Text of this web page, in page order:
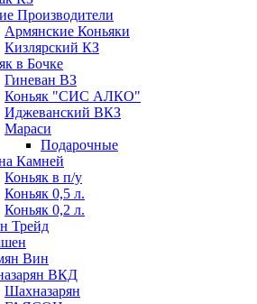
Производители
Армянские Коньяки
Кизлярский КЗ
в Бочке
Гиневан ВЗ
Коньяк "СИС АЛКО"
Иджеванский ВКЗ
Мараси
Подарочные
Камней
Коньяк в п/у
Коньяк 0,5 л.
Коньяк 0,2 л.
Трейд
Вин
ВКД
Шахназарян